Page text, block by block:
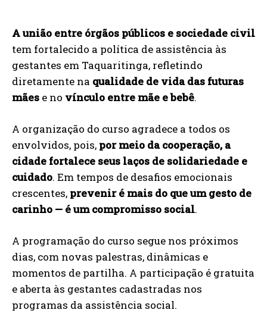
A união entre órgãos públicos e sociedade civil
tem fortalecido a política de assistência às
gestantes em Taquaritinga, refletindo
diretamente na qualidade de vida das futuras
mães e no vínculo entre mãe e bebê.
A organização do curso agradece a todos os
envolvidos, pois, por meio da cooperação, a
cidade fortalece seus laços de solidariedade e
cuidado. Em tempos de desafios emocionais
crescentes, prevenir é mais do que um gesto de
carinho — é um compromisso social.
A programação do curso segue nos próximos
dias, com novas palestras, dinâmicas e
momentos de partilha. A participação é gratuita
e aberta às gestantes cadastradas nos
programas da assistência social.